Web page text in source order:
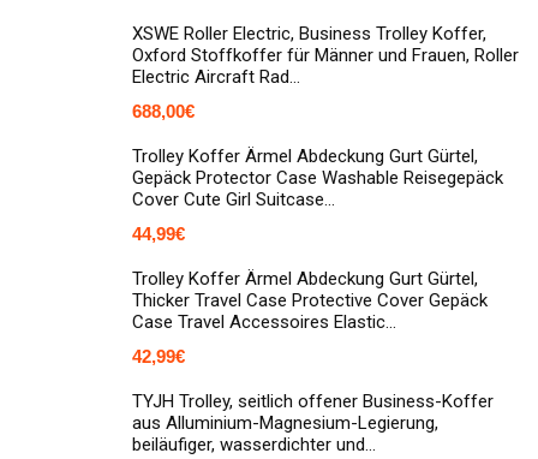
XSWE Roller Electric, Business Trolley Koffer,
Oxford Stoffkoffer für Männer und Frauen, Roller
Electric Aircraft Rad…
688,00€
Trolley Koffer Ärmel Abdeckung Gurt Gürtel,
Gepäck Protector Case Washable Reisegepäck
Cover Cute Girl Suitcase…
44,99€
Trolley Koffer Ärmel Abdeckung Gurt Gürtel,
Thicker Travel Case Protective Cover Gepäck
Case Travel Accessoires Elastic…
42,99€
TYJH Trolley, seitlich offener Business-Koffer
aus Alluminium-Magnesium-Legierung,
beiläufiger, wasserdichter und…